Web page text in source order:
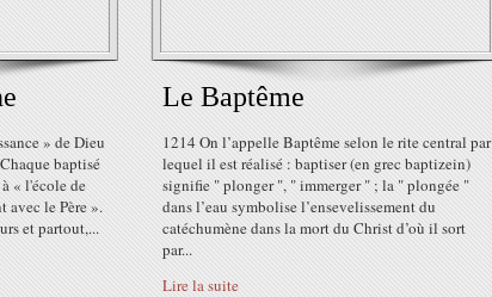
» de Dieu
baptisé
« l'école de
avec le Père ».
et partout,...
Le Baptême
1214 On l’appelle Baptême selon le rite central par
lequel il est réalisé : baptiser (en grec baptizein)
signifie " plonger ", " immerger " ; la " plongée "
dans l’eau symbolise l’ensevelissement du
catéchumène dans la mort du Christ d’où il sort
par...
Lire la suite